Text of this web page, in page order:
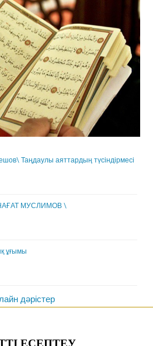
Таңдаулы аяттардың түсіндірмесі
МУСЛИМОВ \
ұғымы
дәрістер